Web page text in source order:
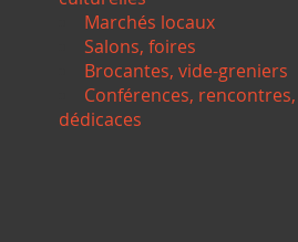
Marchés locaux
Salons, foires
Brocantes, vide-greniers
Conférences, rencontres,
dédicaces